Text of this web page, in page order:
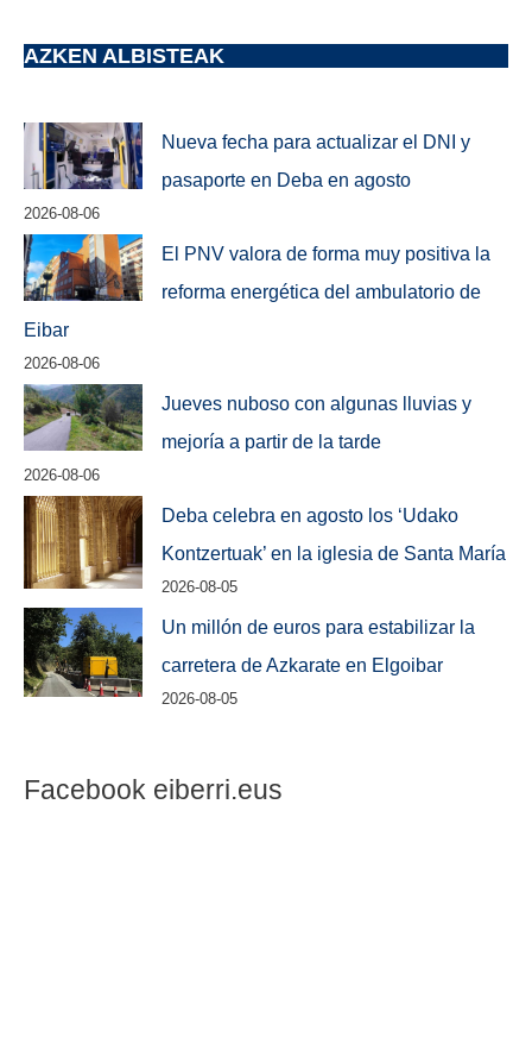
AZKEN ALBISTEAK
Nueva fecha para actualizar el DNI y
pasaporte en Deba en agosto
2026-08-06
El PNV valora de forma muy positiva la
reforma energética del ambulatorio de
Eibar
2026-08-06
Jueves nuboso con algunas lluvias y
mejoría a partir de la tarde
2026-08-06
Deba celebra en agosto los ‘Udako
Kontzertuak’ en la iglesia de Santa María
2026-08-05
Un millón de euros para estabilizar la
carretera de Azkarate en Elgoibar
2026-08-05
Facebook eiberri.eus